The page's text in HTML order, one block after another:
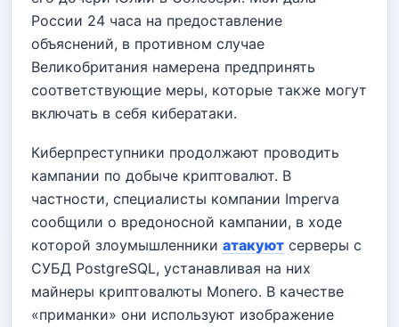
России 24 часа на предоставление
объяснений, в противном случае
Великобритания намерена предпринять
соответствующие меры, которые также могут
включать в себя кибератаки.
Киберпреступники продолжают проводить
кампании по добыче криптовалют. В
частности, специалисты компании Imperva
сообщили о вредоносной кампании, в ходе
которой злоумышленники атакуют серверы с
СУБД PostgreSQL, устанавливая на них
майнеры криптовалюты Monero. В качестве
«приманки» они используют изображение